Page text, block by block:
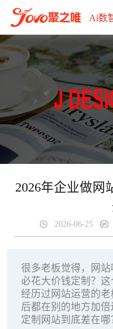
2026年企业建站为何选定
Ai数
2026年企业做网
2026-06-25
很多老板觉得，网
必花大价钱定制？
经历过网站运营的
后都在别的地方加
定制网站到底差在哪